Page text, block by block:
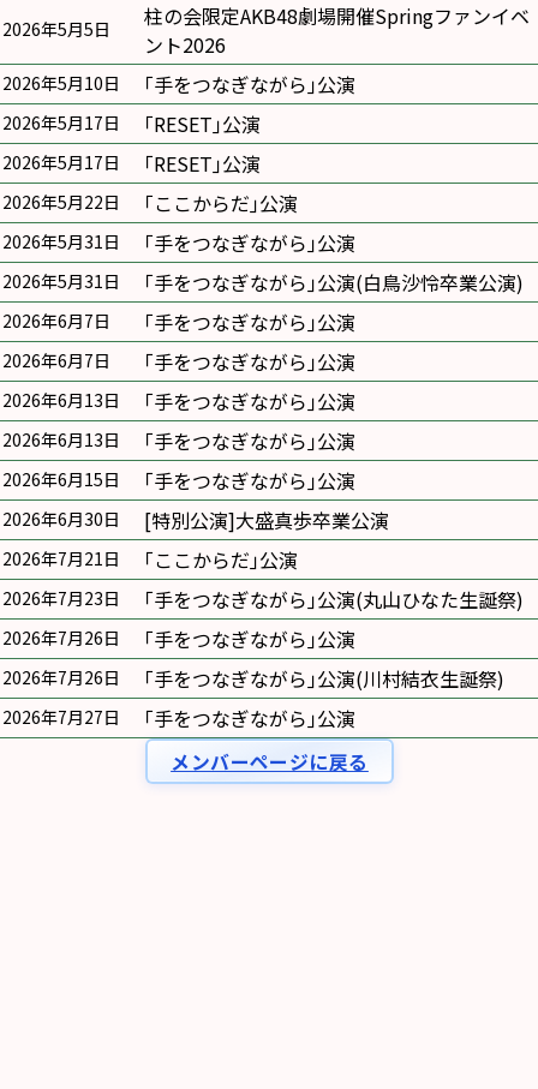
2026年5月5日
柱の会限定AKB48劇場開催Springファンイベ
ント2026
2026年5月10日 ｢手をつなぎながら｣公演
2026年5月17日 ｢RESET｣公演
2026年5月17日 ｢RESET｣公演
2026年5月22日 ｢ここからだ｣公演
2026年5月31日 ｢手をつなぎながら｣公演
2026年5月31日 ｢手をつなぎながら｣公演(白鳥沙怜卒業公演)
2026年6月7日 ｢手をつなぎながら｣公演
2026年6月7日 ｢手をつなぎながら｣公演
2026年6月13日 ｢手をつなぎながら｣公演
2026年6月13日 ｢手をつなぎながら｣公演
2026年6月15日 ｢手をつなぎながら｣公演
2026年6月30日 [特別公演]大盛真歩卒業公演
2026年7月21日 ｢ここからだ｣公演
2026年7月23日 ｢手をつなぎながら｣公演(丸山ひなた生誕祭)
2026年7月26日 ｢手をつなぎながら｣公演
2026年7月26日 ｢手をつなぎながら｣公演(川村結衣生誕祭)
2026年7月27日 ｢手をつなぎながら｣公演
メンバーページに戻る